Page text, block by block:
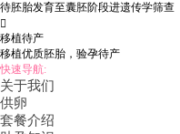
待胚胎发育至囊胚阶段进遗传学筛查

移植待产
移植优质胚胎，验孕待产
快速导航:
关于我们
供卵
套餐介绍